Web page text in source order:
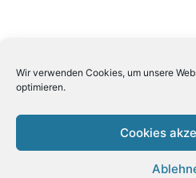
Wir verwenden Cookies, um unsere
optimieren.
Cookies
2026© Engels mode
Impressum- Bitte